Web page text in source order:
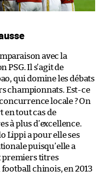
avec la
PSG. Il s’agit de
qui domine les débats
championnats. Est-ce
locale ? On
en tout cas de
à plus d’excellence.
Lippi a pour elle ses
puisqu’elle a
premiers titres
chinois, en 2013